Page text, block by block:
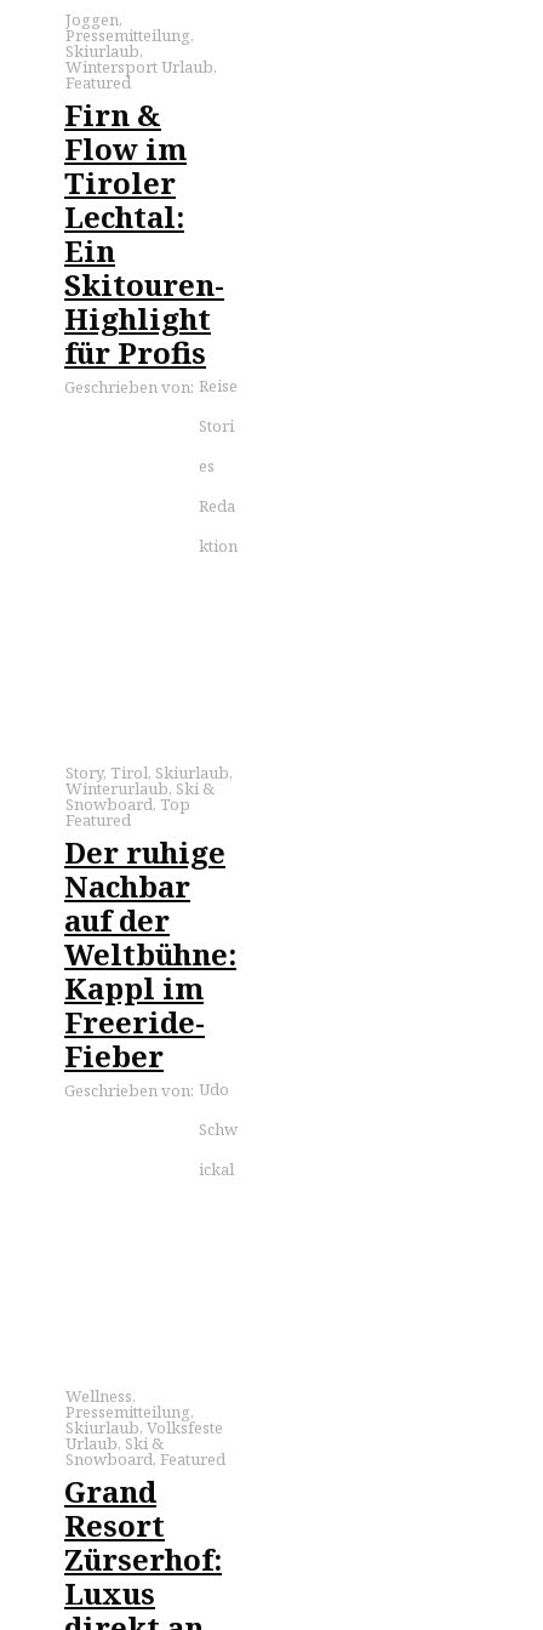
Joggen,
Pressemitteilung,
Skiurlaub,
Wintersport Urlaub,
Featured
Firn &
Flow im
Tiroler
Lechtal:
Ein
Skitouren-
Highlight
für Profis
Geschrieben von: Reise
Stori
es
Reda
ktion
Story, Tirol, Skiurlaub,
Winterurlaub, Ski &
Snowboard, Top
Featured
Der ruhige
Nachbar
auf der
Weltbühne:
Kappl im
Freeride-
Fieber
Geschrieben von: Udo
Schw
ickal
Wellness,
Pressemitteilung,
Skiurlaub, Volksfeste
Urlaub, Ski &
Snowboard, Featured
Grand
Resort
Zürserhof:
Luxus